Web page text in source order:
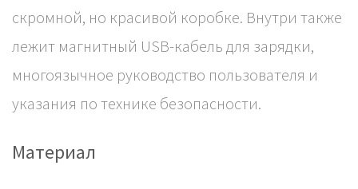
скромной, но красивой коробке. Внутри также
лежит магнитный USB-кабель для зарядки,
многоязычное руководство пользователя и
указания по технике безопасности.
Материал